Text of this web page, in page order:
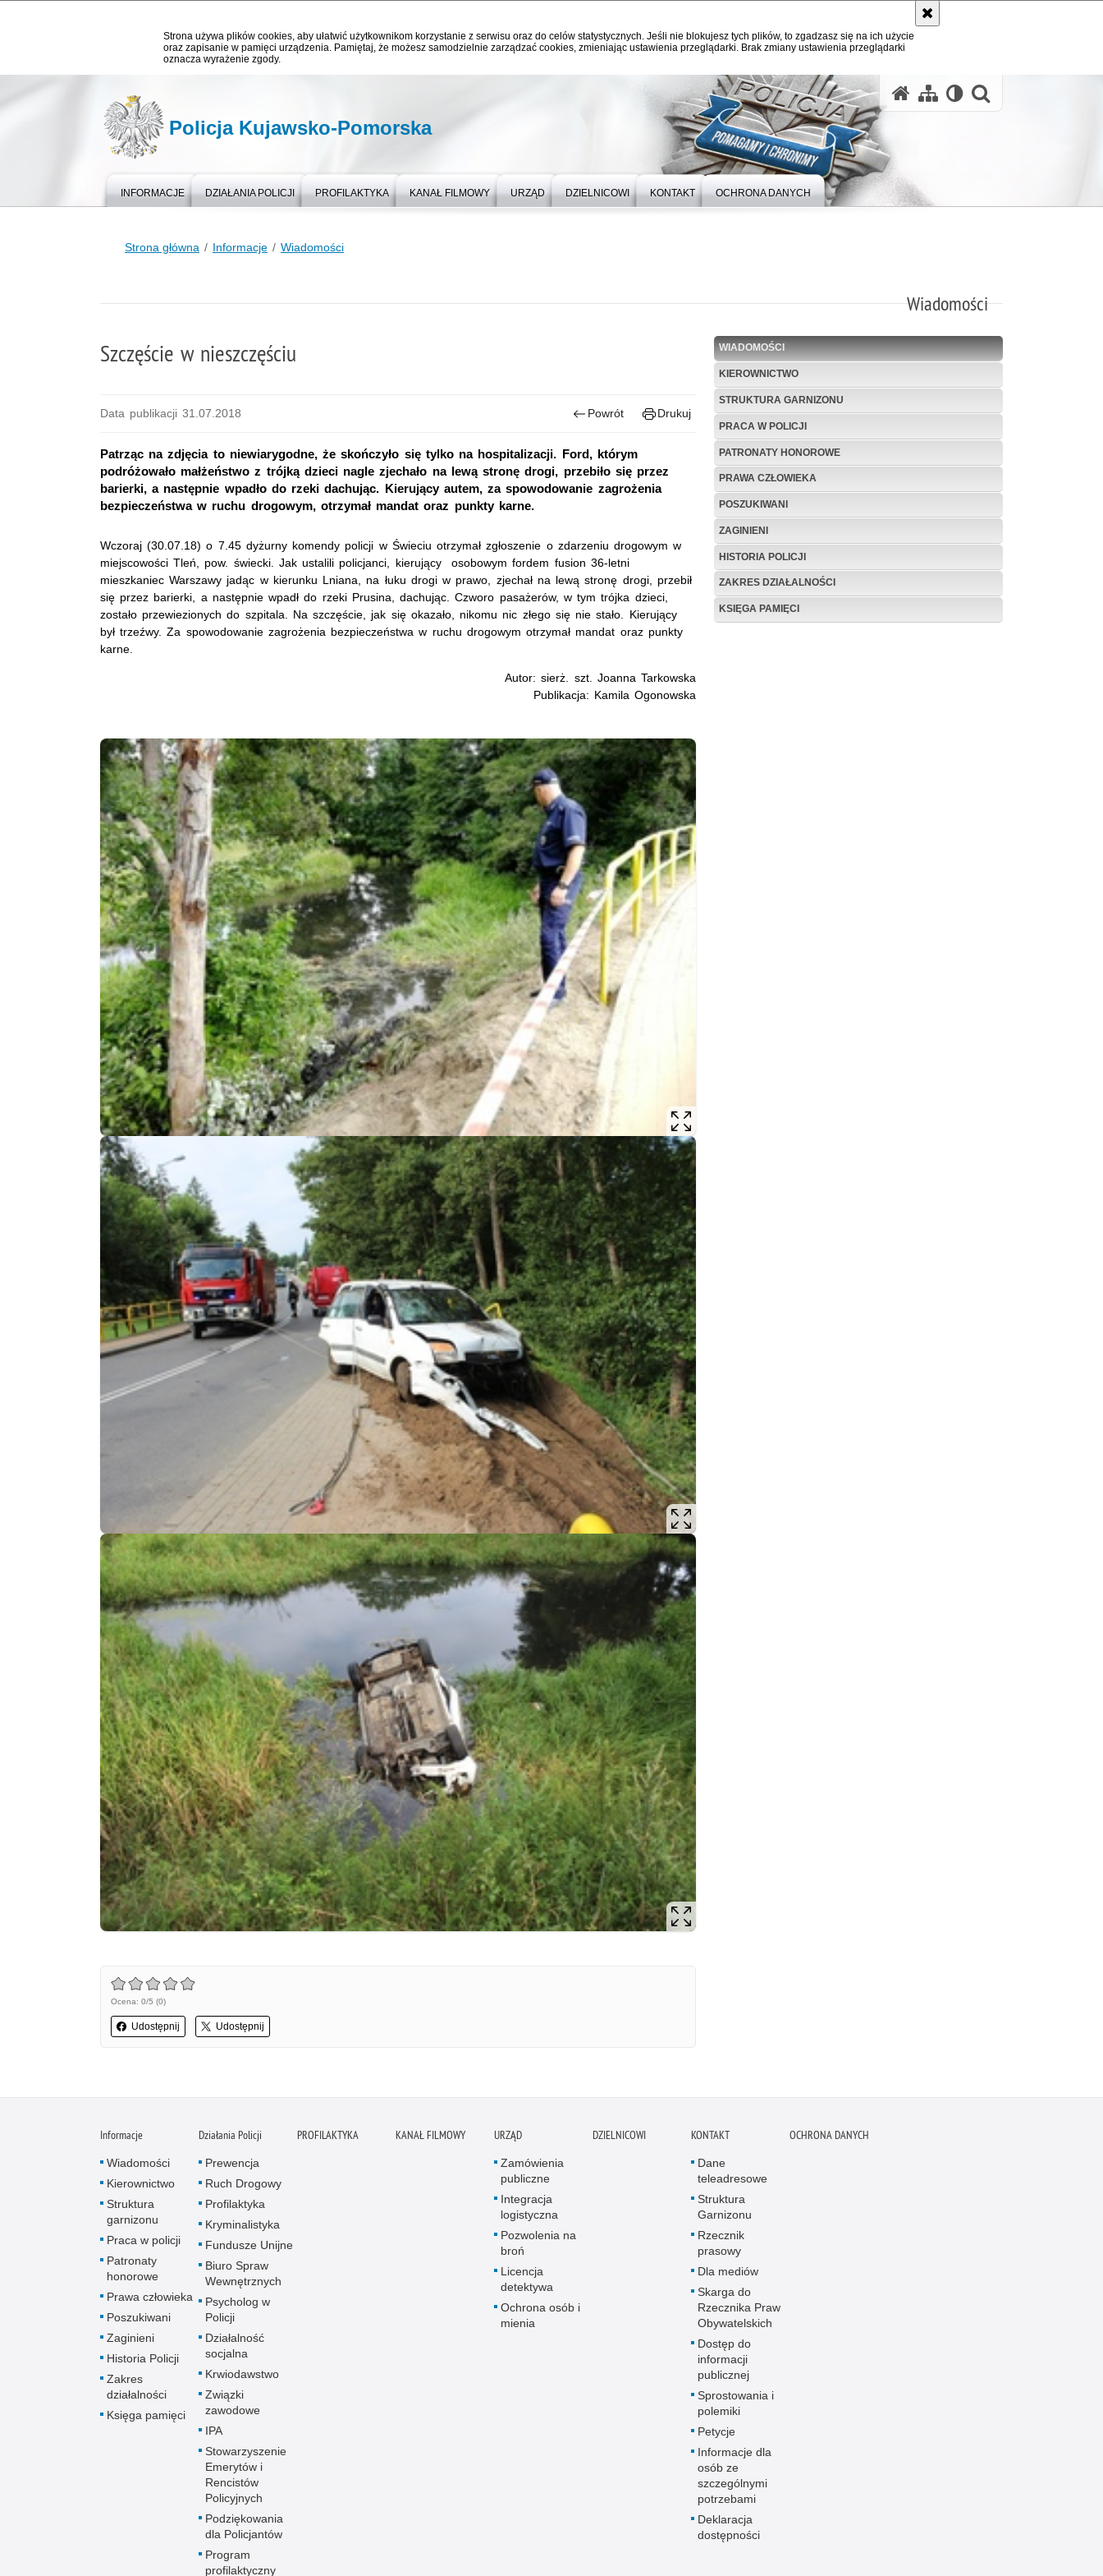
Strona używa plików cookies, aby ułatwić użytkownikom korzystanie z serwisu oraz do celów statystycznych. Jeśli nie blokujesz tych plików, to zgadzasz się na ich użycie
oraz zapisanie w pamięci urządzenia. Pamiętaj, że możesz samodzielnie zarządzać cookies, zmieniając ustawienia przeglądarki. Brak zmiany ustawienia przeglądarki
oznacza wyrażenie zgody.
Policja Kujawsko-Pomorska
INFORMACJE DZIAŁANIA POLICJI PROFILAKTYKA KANAŁ FILMOWY URZĄD DZIELNICOWI KONTAKT OCHRONA DANYCH
Strona główna Informacje Wiadomości
Wiadomości
Szczęście w nieszczęściu
Data publikacji 31.07.2018 Powrót Drukuj
Patrząc na zdjęcia to niewiarygodne, że skończyło się tylko na hospitalizacji. Ford, którym
podróżowało małżeństwo z trójką dzieci nagle zjechało na lewą stronę drogi, przebiło się przez
barierki, a następnie wpadło do rzeki dachując. Kierujący autem, za spowodowanie zagrożenia
bezpieczeństwa w ruchu drogowym, otrzymał mandat oraz punkty karne.
Wczoraj (30.07.18) o 7.45 dyżurny komendy policji w Świeciu otrzymał zgłoszenie o zdarzeniu drogowym w
miejscowości Tleń, pow. świecki. Jak ustalili policjanci, kierujący osobowym fordem fusion 36-letni
mieszkaniec Warszawy jadąc w kierunku Lniana, na łuku drogi w prawo, zjechał na lewą stronę drogi, przebił
się przez barierki, a następnie wpadł do rzeki Prusina, dachując. Czworo pasażerów, w tym trójka dzieci,
zostało przewiezionych do szpitala. Na szczęście, jak się okazało, nikomu nic złego się nie stało. Kierujący
był trzeźwy. Za spowodowanie zagrożenia bezpieczeństwa w ruchu drogowym otrzymał mandat oraz punkty
karne.
Autor: sierż. szt. Joanna Tarkowska
Publikacja: Kamila Ogonowska
Ocena: 0/5 (0)
Udostępnij Udostępnij
WIADOMOŚCI
KIEROWNICTWO
STRUKTURA GARNIZONU
PRACA W POLICJI
PATRONATY HONOROWE
PRAWA CZŁOWIEKA
POSZUKIWANI
ZAGINIENI
HISTORIA POLICJI
ZAKRES DZIAŁALNOŚCI
KSIĘGA PAMIĘCI
Informacje
Wiadomości
Kierownictwo
Struktura
garnizonu
Praca w policji
Patronaty
honorowe
Prawa człowieka
Poszukiwani
Zaginieni
Historia Policji
Zakres
działalności
Księga pamięci
Działania Policji
Prewencja
Ruch Drogowy
Profilaktyka
Kryminalistyka
Fundusze Unijne
Biuro Spraw
Wewnętrznych
Psycholog w
Policji
Działalność
socjalna
Krwiodawstwo
Związki
zawodowe
IPA
Stowarzyszenie
Emerytów i
Rencistów
Policyjnych
Podziękowania
dla Policjantów
Program
profilaktyczny
PROFILAKTYKA KANAŁ FILMOWY URZĄD
Zamówienia
publiczne
Integracja
logistyczna
Pozwolenia na
broń
Licencja
detektywa
Ochrona osób i
mienia
DZIELNICOWI KONTAKT
Dane
teleadresowe
Struktura
Garnizonu
Rzecznik
prasowy
Dla mediów
Skarga do
Rzecznika Praw
Obywatelskich
Dostęp do
informacji
publicznej
Sprostowania i
polemiki
Petycje
Informacje dla
osób ze
szczególnymi
potrzebami
Deklaracja
dostępności
OCHRONA DANYCH